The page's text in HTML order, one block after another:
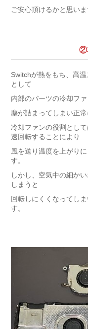
ご安心頂けるかと思いま
②
Switchが熱をもち、高
として
内部のパーツの冷却フ
塵が詰まってしまい正
冷却ファンの役割とし
速回転することにより
風を送り温度を上がり
す。
しかし、空気中の細か
しまうと
回転しにくくなってし
す。